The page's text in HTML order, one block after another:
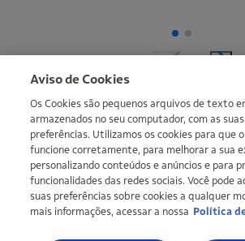
Copyright © Ipiranga Produtos de Petróleo
Aviso de Cookies
Os Cookies são pequenos arquivos de texto
armazenados no seu computador, com as
preferências. Utilizamos os cookies para que
funcione corretamente, para melhorar a sua
personalizando conteúdos e anúncios e para
funcionalidades das redes sociais. Você pode
suas preferências sobre cookies a qualquer
mais informações, acessar a nossa Política